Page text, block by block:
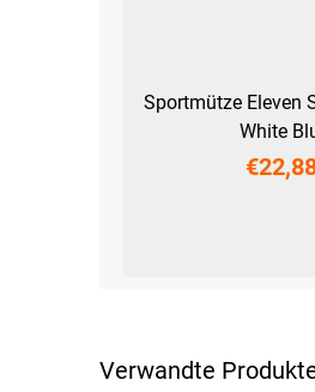
Verwandte
Sportmütze Eleven
White